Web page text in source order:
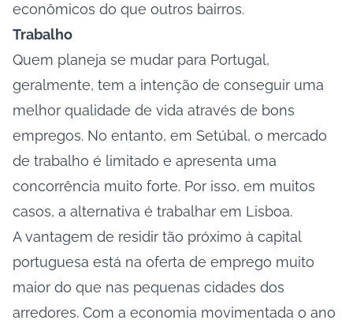
econômicos do que outros bairros.
Trabalho
Quem planeja se mudar para Portugal,
geralmente, tem a intenção de conseguir uma
melhor qualidade de vida através de bons
empregos. No entanto, em Setúbal, o mercado
de trabalho é limitado e apresenta uma
concorrência muito forte. Por isso, em muitos
casos, a alternativa é trabalhar em Lisboa.
A vantagem de residir tão próximo à capital
portuguesa está na oferta de emprego muito
maior do que nas pequenas cidades dos
arredores. Com a economia movimentada o ano